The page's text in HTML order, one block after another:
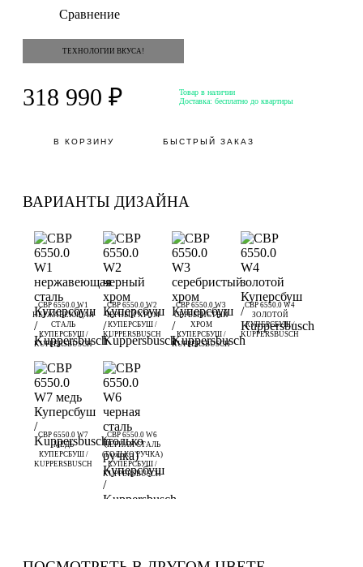
ВАРИАНТЫ ДИЗАЙНА
CBP 6550.0 W1
НЕРЖАВЕЮЩАЯ
СТАЛЬ
КУПЕРСБУШ /
KUPPERSBUSCH
CBP 6550.0 W2
ЧЕРНЫЙ ХРОМ
КУПЕРСБУШ /
KUPPERSBUSCH
CBP 6550.0 W3
СЕРЕБРИСТЫЙ
ХРОМ
КУПЕРСБУШ /
KUPPERSBUSCH
CBP 6550.0 W4
ЗОЛОТОЙ
КУПЕРСБУШ /
KUPPERSBUSCH
CBP 6550.0 W7
МЕДЬ
КУПЕРСБУШ /
KUPPERSBUSCH
CBP 6550.0 W6
ЧЕРНАЯ СТАЛЬ
(ТОЛЬКО РУЧКА)
КУПЕРСБУШ /
KUPPERSBUSCH
Сравнение
ТЕХНОЛОГИИ ВКУСА!
318 990 ₽
Товар в наличии
Доставка: бесплатно до квартиры
В КОРЗИНУ БЫСТРЫЙ ЗАКАЗ